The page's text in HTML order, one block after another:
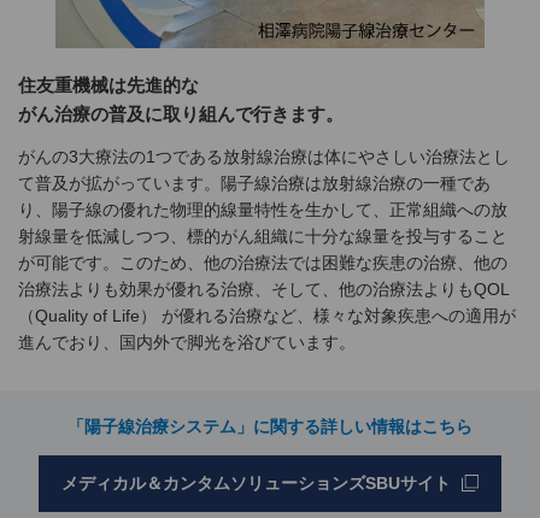
住友重機械は先進的な
がん治療の普及に取り組んで行きます。
がんの3大療法の1つである放射線治療は体にやさしい治療法とし
て普及が拡がっています。陽子線治療は放射線治療の一種であ
り、陽子線の優れた物理的線量特性を生かして、正常組織への放
射線量を低減しつつ、標的がん組織に十分な線量を投与すること
が可能です。このため、他の治療法では困難な疾患の治療、他の
治療法よりも効果が優れる治療、そして、他の治療法よりもQOL
（Quality of Life） が優れる治療など、様々な対象疾患への適用が
進んでおり、国内外で脚光を浴びています。
「陽子線治療システム」に関する詳しい情報はこちら
メディカル＆カンタムソリューションズSBUサイト